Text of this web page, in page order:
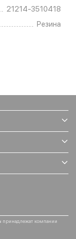
21214-3510418
Резина
принадлежат компании